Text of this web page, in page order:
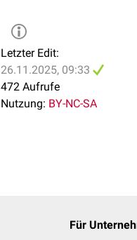
Letzter Edit:
26.11.2025, 09:33
472 Aufrufe
Nutzung: BY-NC-SA
Für